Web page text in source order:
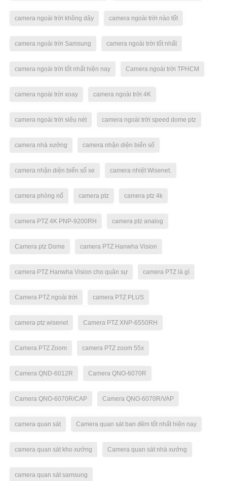
camera ngoài trời không dây camera ngoài trời nào tốt
camera ngoài trời Samsung camera ngoài trời tốt nhất
camera ngoài trời tốt nhất hiện nay Camera ngoài trời TPHCM
camera ngoài trời xoay camera ngoài trời 4K
camera ngoài trời siêu nét camera ngoài trời speed dome ptz
camera nhà xưởng camera nhận diện biển số
camera nhận diện biển số xe camera nhiệt Wisenet.
camera phòng nổ camera ptz camera ptz 4k
camera PTZ 4K PNP-9200RH camera ptz analog
Camera ptz Dome camera PTZ Hanwha Vision
camera PTZ Hanwha Vision cho quân sự camera PTZ là gì
Camera PTZ ngoài trời camera PTZ PLUS
camera ptz wisenet Camera PTZ XNP-6550RH
Camera PTZ Zoom camera PTZ zoom 55x
Camera QND-6012R Camera QNO-6070R
Camera QNO-6070R/CAP Camera QNO-6070R/VAP
camera quan sát Camera quan sát ban đêm tốt nhất hiện nay
camera quan sát kho xưởng Camera quan sát nhà xưởng
camera quan sát samsung